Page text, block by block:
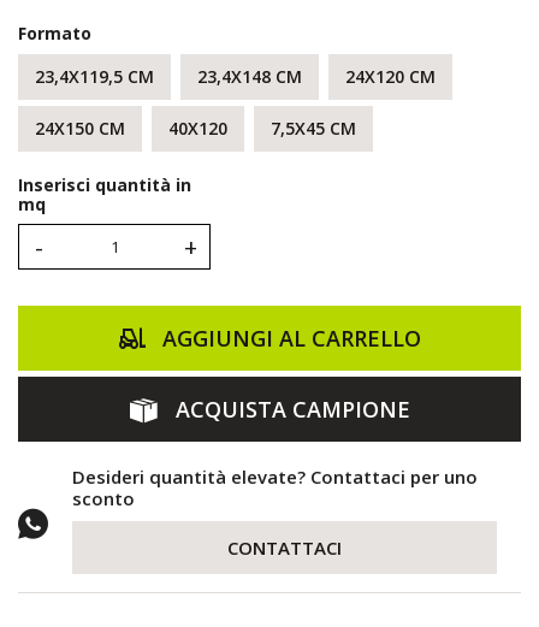
Formato
23,4X119,5 CM
23,4X148 CM 24X120 CM
24X150 CM 40X120 7,5X45 CM
Inserisci quantità in
mq
- +
AGGIUNGI AL CARRELLO
ACQUISTA CAMPIONE
Desideri quantità elevate? Contattaci per uno
sconto
CONTATTACI